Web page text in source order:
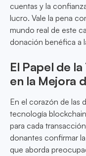
cuentas y la
lucro. Vale la pena
mundo real de este
donación benéfica a
El Papel de
en la Mejora
En el corazón de las
tecnología
para cada
donantes confirmar
que aborda